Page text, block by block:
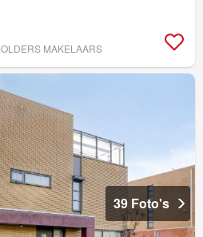
MAKELAARS
39 Foto's